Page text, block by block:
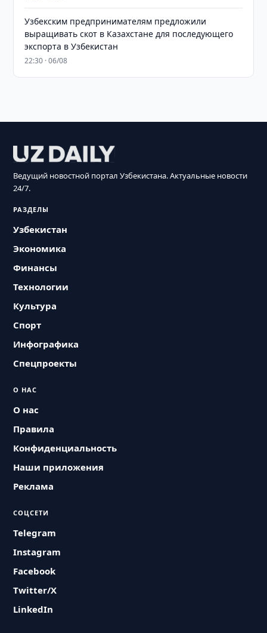
Узбекским предпринимателям предложили
выращивать скот в Казахстане для последующего
экспорта в Узбекистан
22:30 · 06/08
Ведущий новостной портал Узбекистана. Актуальные новости
24/7.
РАЗДЕЛЫ
Узбекистан
Экономика
Финансы
Технологии
Культура
Спорт
Инфографика
Спецпроекты
О НАС
О нас
Правила
Конфиденциальность
Наши приложения
Реклама
СОЦСЕТИ
Telegram
Instagram
Facebook
Twitter/X
LinkedIn